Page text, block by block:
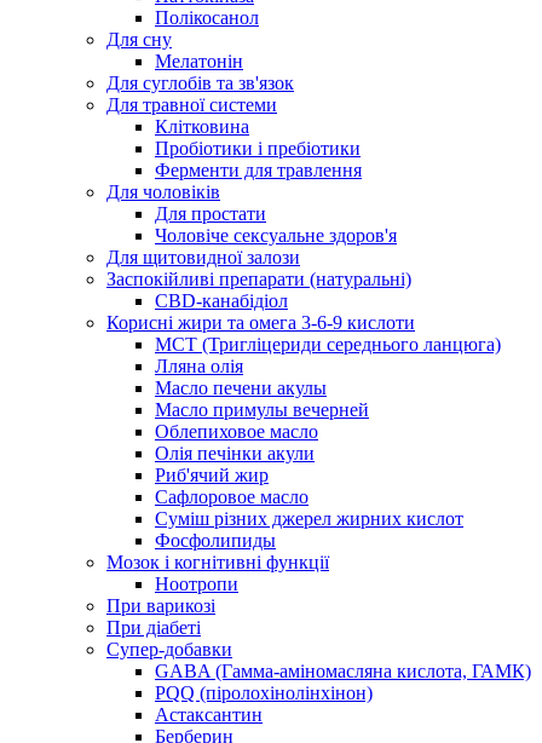
Полікосанол
Для сну
Мелатонін
Для суглобів та зв'язок
Для травної системи
Клітковина
Пробіотики і пребіотики
Ферменти для травлення
Для чоловіків
Для простати
Чоловіче сексуальне здоров'я
Для щитовидної залози
Заспокійливі препарати (натуральні)
CBD-канабідіол
Корисні жири та омега 3-6-9 кислоти
MCT (Тригліцериди середнього ланцюга)
Лляна олія
Масло печени акулы
Масло примулы вечерней
Облепиховое масло
Олія печінки акули
Риб'ячий жир
Сафлоровое масло
Суміш різних джерел жирних кислот
Фосфолипиды
Мозок і когнітивні функції
Ноотропи
При варикозі
При діабеті
Супер-добавки
GABA (Гамма-аміномасляна кислота, ГАМК)
PQQ (піролохінолінхінон)
Астаксантин
Берберин